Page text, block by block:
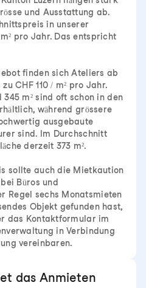
und Ausstattung ab.
in unserer
pro Jahr. Das entspricht
finden sich Ateliers ab
CHF 110 / m² pro Jahr.
345 m² sind oft schon in den
während grössere
ausgebaute
sind. Im Durchschnitt
derzeit 373 m².
sollte auch die Mietkaution
Büros und
Regel sechs Monatsmieten
Objekt gefunden hast,
das Kontaktformular im
in Verbindung
vereinbaren.
das Anmieten